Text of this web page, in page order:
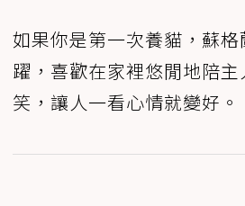
如果你是第一次養貓，蘇
躍，喜歡在家裡悠閒地陪
笑，讓人一看心情就變好。